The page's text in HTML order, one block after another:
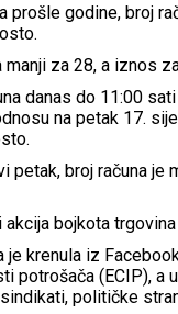
prošle godine, broj
manji za 28, a iznos
danas do 11:00
na petak 17.
petak, broj računa je
bojkota
je krenula iz
potrošača (ECIP), a
političke